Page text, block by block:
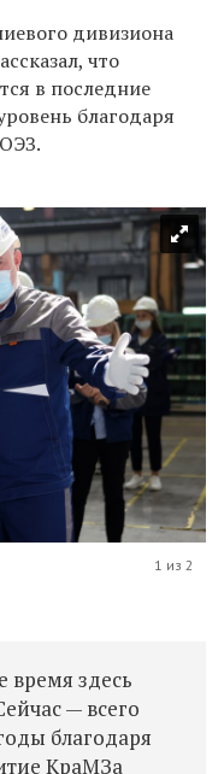
дивизиона
что
в последние
благодаря
1 из 2
время здесь
— всего
благодаря
КраМЗа